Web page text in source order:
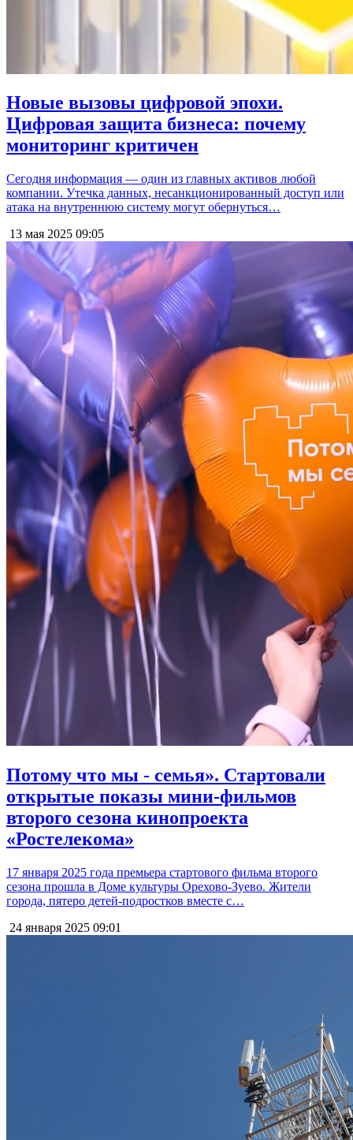
Новые вызовы цифровой эпохи.
Цифровая защита бизнеса: почему
мониторинг критичен
Сегодня информация — один из главных активов любой
компании. Утечка данных, несанкционированный доступ или
атака на внутреннюю систему могут обернуться…
13 мая 2025 09:05
Потому что мы - семья». Стартовали
открытые показы мини-фильмов
второго сезона кинопроекта
«Ростелекома»
17 января 2025 года премьера стартового фильма второго
сезона прошла в Доме культуры Орехово-Зуево. Жители
города, пятеро детей-подростков вместе с…
24 января 2025 09:01